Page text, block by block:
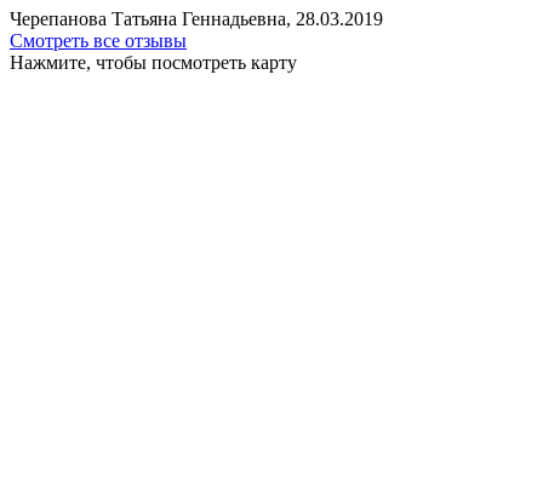
Черепанова Татьяна Геннадьевна, 28.03.2019
Смотреть все отзывы
Нажмите, чтобы посмотреть карту